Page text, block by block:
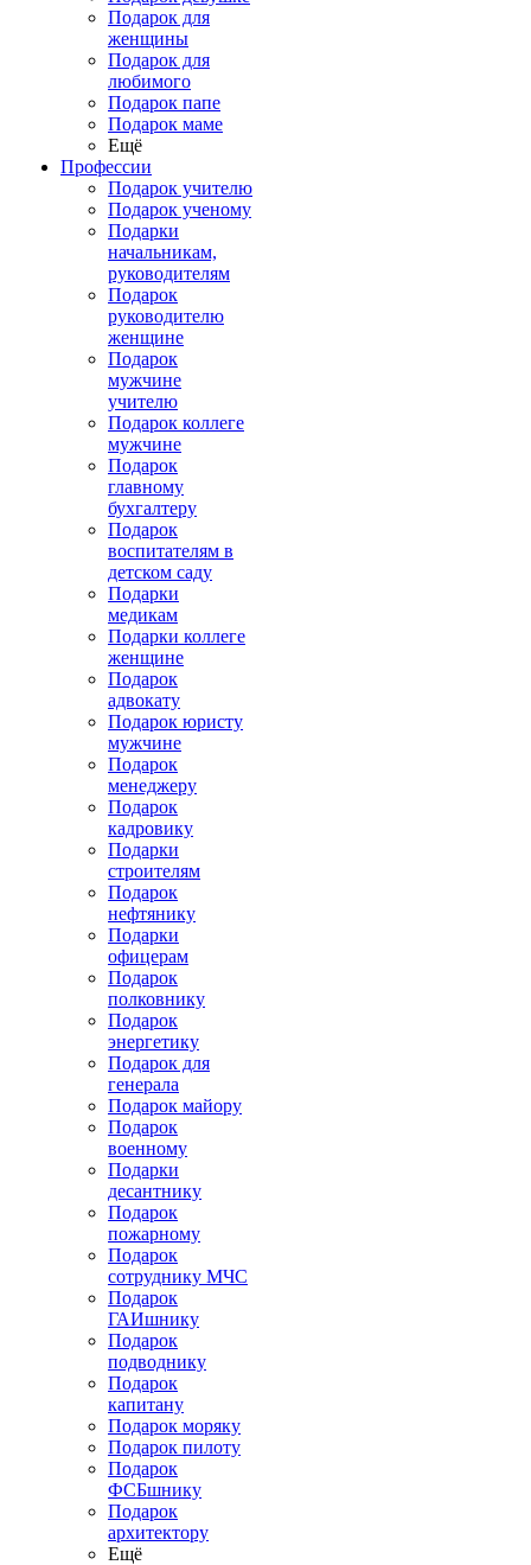
Подарок для
женщины
Подарок для
любимого
Подарок папе
Подарок маме
Ещё
Профессии
Подарок учителю
Подарок ученому
Подарки
начальникам,
руководителям
Подарок
руководителю
женщине
Подарок
мужчине
учителю
Подарок коллеге
мужчине
Подарок
главному
бухгалтеру
Подарок
воспитателям в
детском саду
Подарки
медикам
Подарки коллеге
женщине
Подарок
адвокату
Подарок юристу
мужчине
Подарок
менеджеру
Подарок
кадровику
Подарки
строителям
Подарок
нефтянику
Подарки
офицерам
Подарок
полковнику
Подарок
энергетику
Подарок для
генерала
Подарок майору
Подарок
военному
Подарки
десантнику
Подарок
пожарному
Подарок
сотруднику МЧС
Подарок
ГАИшнику
Подарок
подводнику
Подарок
капитану
Подарок моряку
Подарок пилоту
Подарок
ФСБшнику
Подарок
архитектору
Ещё